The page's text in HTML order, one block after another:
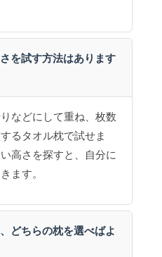
を試す方法はあります
などにして重ね、枚数
るタオル枕で試せま
高さを探すと、自分に
ます。
どちらの枕を選べばよ